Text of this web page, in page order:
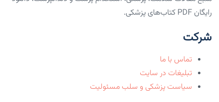
رایگان PDF کتاب‌های پزشکی.
شرکت
تماس با ما
تبلیغات در سایت
سیاست پزشکی و سلب مسئولیت